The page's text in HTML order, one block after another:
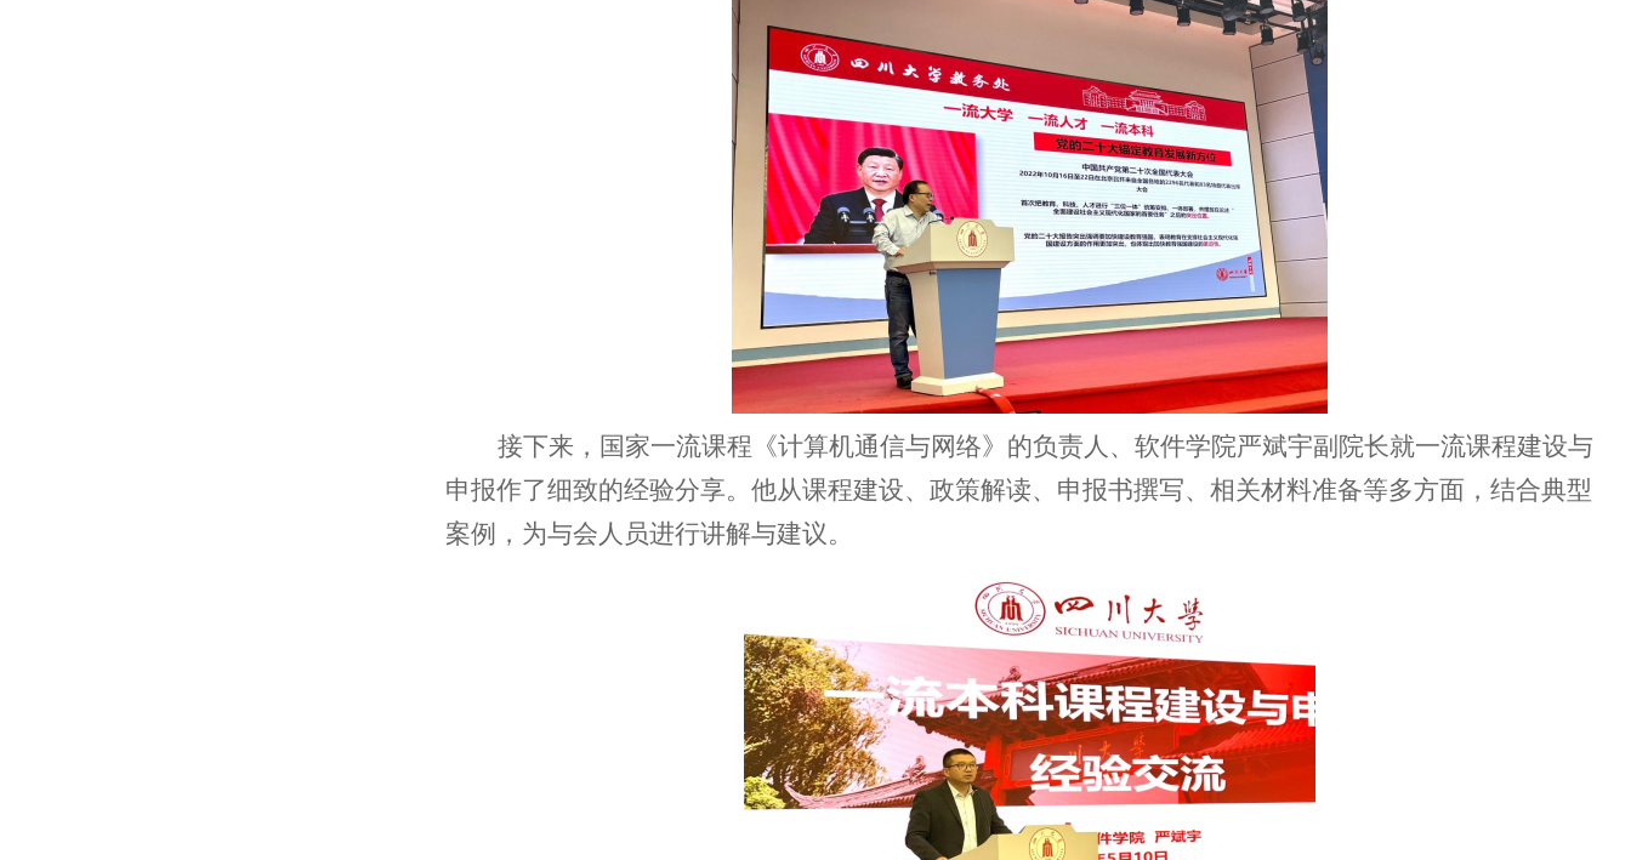
接下来 ， 国家一流课程《计算机通信与网络》的负责人、软件学院严斌宇副院长就一流课程建设与
申报作了细致的经验分享。他从课程建设、政策解读、申报书撰写、相关材料准备等多方面，结合典型
案例，为与会人员进行讲解与建议。